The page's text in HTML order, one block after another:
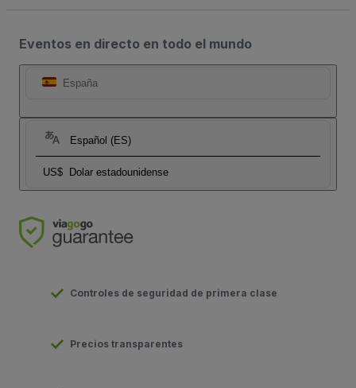
Eventos en directo en todo el mundo
España
Español (ES)
US$ Dolar estadounidense
Controles de seguridad de primera clase
Precios transparentes